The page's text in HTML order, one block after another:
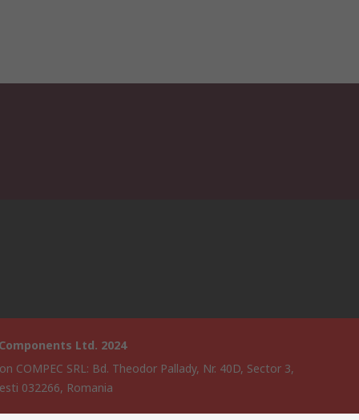
Ltd. 2024
COMPEC SRL: Bd. Theodor Pallady, Nr. 40D, Sector 3,
032266, Romania